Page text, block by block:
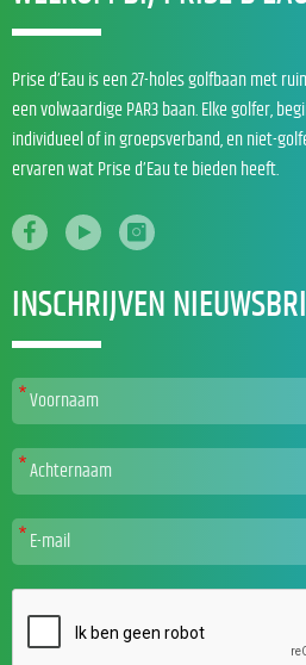
Prise d’Eau is een 27-holes golfbaan met
een volwaardige PAR3 baan. Elke golfer,
individueel of in groepsverband, en niet-
ervaren wat Prise d’Eau te bieden heeft.
INSCHRIJVEN